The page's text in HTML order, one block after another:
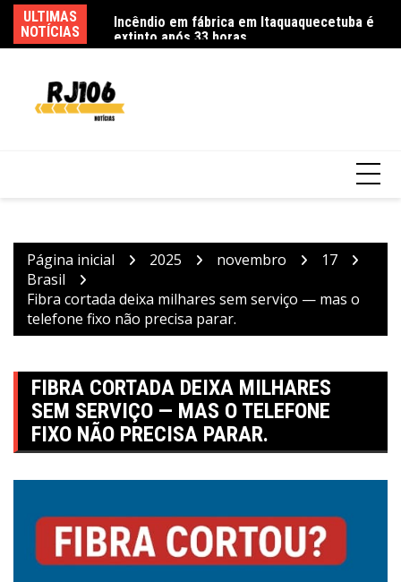
para
o
ULTIMAS
NOTÍCIAS
por queda
Incêndio em fábrica em Itaquaquecetuba é
extinto após 33 horas
Página inicial 2025 novembro
17
Brasil
Fibra cortada deixa milhares sem serviço — mas o
telefone fixo não precisa parar.
FIBRA CORTADA DEIXA MILHARES
SEM SERVIÇO — MAS O TELEFONE
FIXO NÃO PRECISA PARAR.